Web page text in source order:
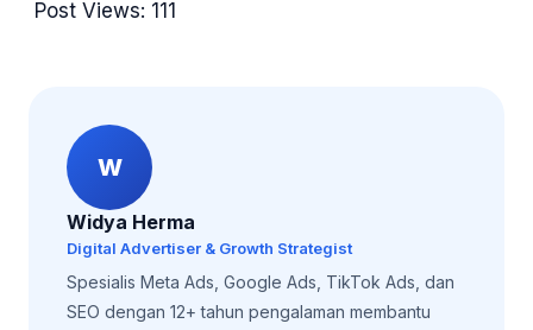
Post Views: 111
W
Widya Herma
Digital Advertiser & Growth Strategist
Spesialis Meta Ads, Google Ads, TikTok Ads, dan
SEO dengan 12+ tahun pengalaman membantu